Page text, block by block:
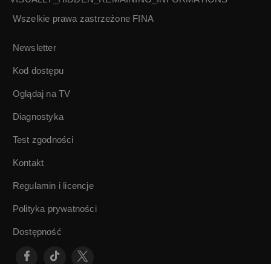
Sprawa się rypła |
Zwiastun filmu
Wszelkie prawa zastrzeżone FINA
Newsletter
Kod dostępu
Oglądaj na TV
Diagnostyka
Test zgodności
Kontakt
Regulamin i licencje
Polityka prywatności
Dostępność